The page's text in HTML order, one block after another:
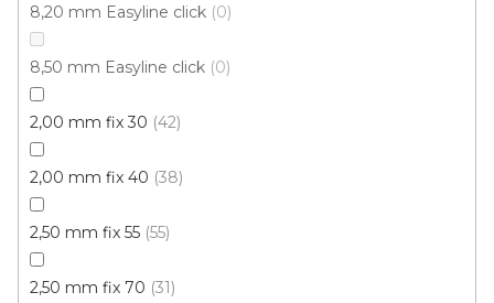
8,20 mm Easyline click 0
8,50 mm Easyline click 0
2,00 mm fix 30 42
2,00 mm fix 40 38
2,50 mm fix 55 55
2,50 mm fix 70 31
Vinylová podlaha PALLADIUM 40 Grace Oak